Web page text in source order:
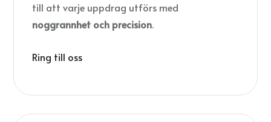
till att varje uppdrag utförs med
noggrannhet och precision.
Ring till oss